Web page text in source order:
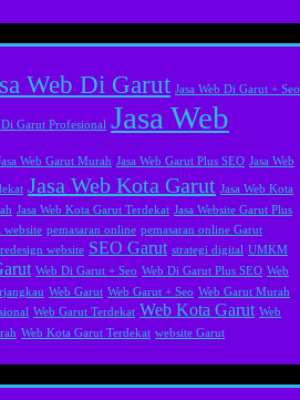
Web Di Garut Jasa Web Di Garut + Seo
Di Garut Profesional Jasa Web
Web Garut Murah Jasa Web Garut Plus SEO Jasa Web
Jasa Web Kota Garut Jasa Web Kota
Jasa Web Kota Garut Terdekat Jasa Website Garut Plus
website pemasaran online pemasaran online Garut
redesign website SEO Garut strategi digital UMKM
Web Di Garut + Seo Web Di Garut Plus SEO Web
Web Garut Web Garut + Seo Web Garut Murah
Web Garut Terdekat Web Kota Garut Web
Web Kota Garut Terdekat website Garut